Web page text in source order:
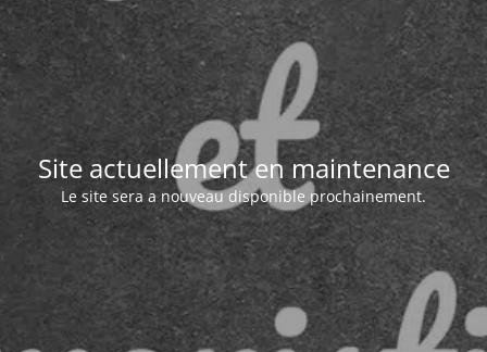
Site actuellement en maintenance
Le site sera a nouveau disponible prochainement.